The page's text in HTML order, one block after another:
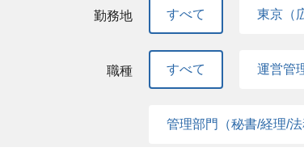
勤務地 すべて 東京（
職種 すべて 運営管
管理部門（秘書/経理/法